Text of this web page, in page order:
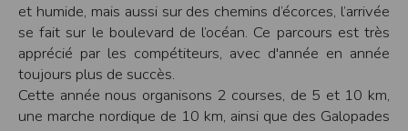
et humide, mais aussi sur des chemins d’écorces, l’arrivée
se fait sur le boulevard de l’océan. Ce parcours est très
apprécié par les compétiteurs, avec d'année en année
toujours plus de succès.
Cette année nous organisons 2 courses, de 5 et 10 km,
une marche nordique de 10 km, ainsi que des Galopades
Modification des conditions d’utilisation
L’EDITEUR se réserve la possibilité de modifier, à tout moment et sans préavis,
les présentes conditions d’utilisation afin de les adapter aux évolutions du site
Règles d'usage d'Internet
L’utilisateur déclare accepter les caractéristiques et les limites d’Internet, et
notamment reconnaît que :